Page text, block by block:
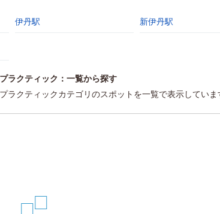
伊丹駅 新伊丹駅
ラクティック：一覧から探す
ラクティックカテゴリのスポットを一覧で表示していま